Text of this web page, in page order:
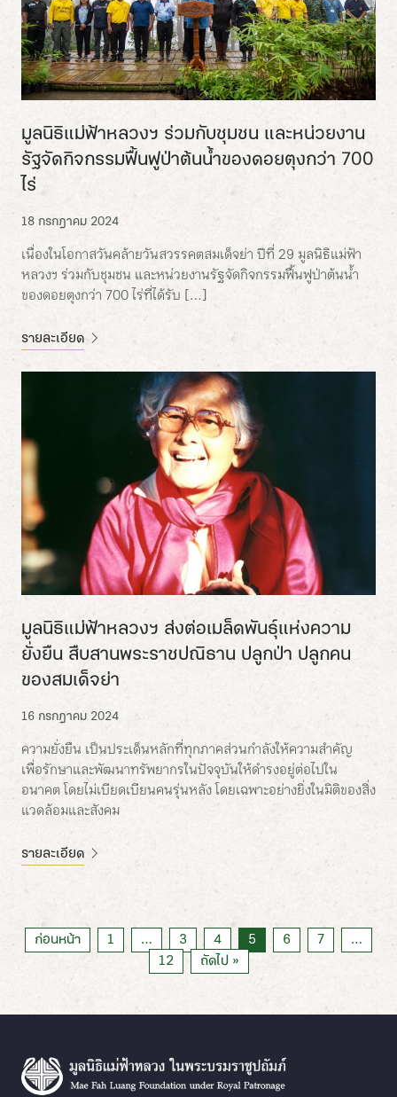
มูลนิธิแม่ฟ้าหลวงฯ ร่วมกับชุมชน และหน่วยงาน
รัฐจัดกิจกรรมฟื้นฟูป่าต้นน้ำของดอยตุงกว่า 700
ไร่
18 กรกฎาคม 2024
เนื่องในโอกาสวันคล้ายวันสวรรคตสมเด็จย่า ปีที่ 29 มูลนิธิแม่ฟ้า
หลวงฯ ร่วมกับชุมชน และหน่วยงานรัฐจัดกิจกรรมฟื้นฟูป่าต้นน้ำ
ของดอยตุงกว่า 700 ไร่ที่ได้รับ […]
รายละเอียด
มูลนิธิแม่ฟ้าหลวงฯ ส่งต่อเมล็ดพันธุ์แห่งความ
ยั่งยืน สืบสานพระราชปณิธาน ปลูกป่า ปลูกคน
ของสมเด็จย่า
16 กรกฎาคม 2024
ความยั่งยืน เป็นประเด็นหลักที่ทุกภาคส่วนกำลังให้ความสำคัญ
เพื่อรักษาและพัฒนาทรัพยากรในปัจจุบันให้ดำรงอยู่ต่อไปใน
อนาคต โดยไม่เบียดเบียนคนรุ่นหลัง โดยเฉพาะอย่างยิ่งในมิติของสิ่ง
แวดล้อมและสังคม
รายละเอียด
ก่อนหน้า 1 … 3 4 5 6 7
…
12
ถัดไป »